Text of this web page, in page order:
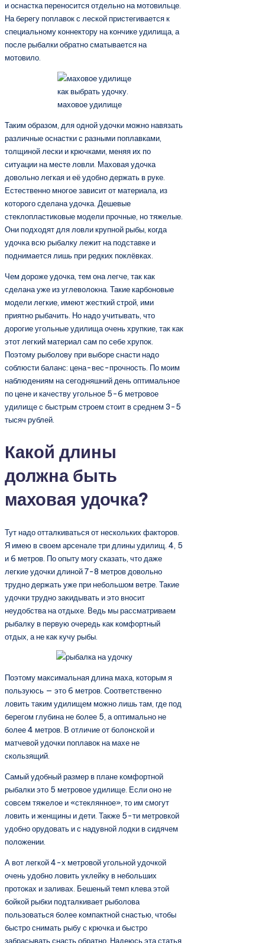
и оснастка переносится отдельно на мотовильце.
На берегу поплавок с леской пристегивается к
специальному коннектору на кончике удилища, а
после рыбалки обратно сматывается на
мотовило.
как выбрать удочку.
маховое удилище
Таким образом, для одной удочки можно навязать
различные оснастки с разными поплавками,
толщиной лески и крючками, меняя их по
ситуации на месте ловли. Маховая удочка
довольно легкая и её удобно держать в руке.
Естественно многое зависит от материала, из
которого сделана удочка. Дешевые
стеклопластиковые модели прочные, но тяжелые.
Они подходят для ловли крупной рыбы, когда
удочка всю рыбалку лежит на подставке и
поднимается лишь при редких поклёвках.
Чем дороже удочка, тем она легче, так как
сделана уже из углеволокна. Такие карбоновые
модели легкие, имеют жесткий строй, ими
приятно рыбачить. Но надо учитывать, что
дорогие угольные удилища очень хрупкие, так как
этот легкий материал сам по себе хрупок.
Поэтому рыболову при выборе снасти надо
соблюсти баланс: цена-вес-прочность. По моим
наблюдениям на сегодняшний день оптимальное
по цене и качеству угольное 5-6 метровое
удилище с быстрым строем стоит в среднем 3-5
тысяч рублей.
Какой длины
должна быть
маховая удочка?
Тут надо отталкиваться от нескольких факторов.
Я имею в своем арсенале три длины удилищ. 4, 5
и 6 метров. По опыту могу сказать, что даже
легкие удочки длиной 7-8 метров довольно
трудно держать уже при небольшом ветре. Такие
удочки трудно закидывать и это вносит
неудобства на отдыхе. Ведь мы рассматриваем
рыбалку в первую очередь как комфортный
отдых, а не как кучу рыбы.
Поэтому максимальная длина маха, которым я
пользуюсь — это 6 метров. Соответственно
ловить таким удилищем можно лишь там, где под
берегом глубина не более 5, а оптимально не
более 4 метров. В отличие от болонской и
матчевой удочки поплавок на махе не
скользящий.
Самый удобный размер в плане комфортной
рыбалки это 5 метровое удилище. Если оно не
совсем тяжелое и «стеклянное», то им смогут
ловить и женщины и дети. Также 5-ти метровкой
удобно орудовать и с надувной лодки в сидячем
положении.
А вот легкой 4-х метровой угольной удочкой
очень удобно ловить уклейку в небольших
протоках и заливах. Бешеный темп клева этой
бойкой рыбки подталкивает рыболова
пользоваться более компактной снастью, чтобы
быстро снимать рыбу с крючка и быстро
забрасывать снасть обратно. Надеюсь эта статья